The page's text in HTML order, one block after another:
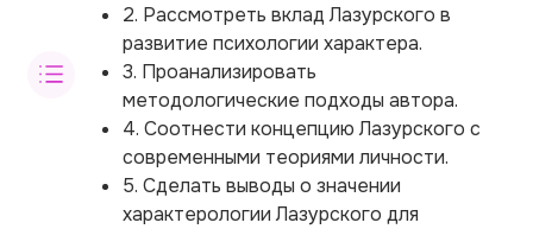
2. Рассмотреть вклад Лазурского в
развитие психологии характера.
3. Проанализировать
методологические подходы автора.
4. Соотнести концепцию Лазурского с
современными теориями личности.
5. Сделать выводы о значении
характерологии Лазурского для